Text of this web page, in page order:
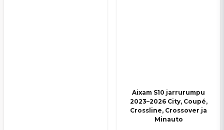
Aixam S10 jarrurumpu
2023–2026 City, Coupé,
Crossline, Crossover ja
Minauto